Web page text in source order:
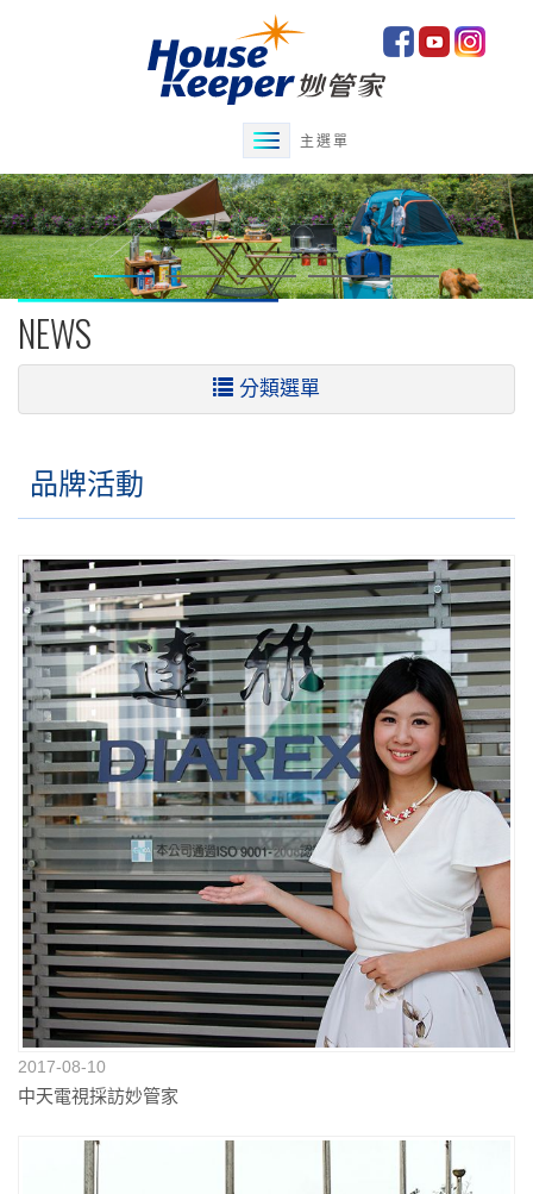
主選單
NEWS
分類選單
品牌活動
2017-08-10
中天電視採訪妙管家